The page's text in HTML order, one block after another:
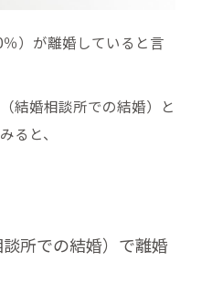
）が離婚していると言
結婚相談所での結婚）と
ると、
所での結婚）で離婚